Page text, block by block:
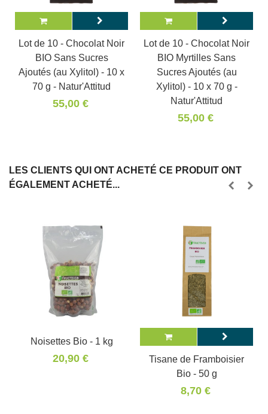
Lot de 10 - Chocolat Noir
BIO Sans Sucres
Ajoutés (au Xylitol) - 10 x
70 g - Natur'Attitud
55,00 €
Lot de 10 - Chocolat Noir
BIO Myrtilles Sans
Sucres Ajoutés (au
Xylitol) - 10 x 70 g -
Natur'Attitud
55,00 €
LES CLIENTS QUI ONT ACHETÉ CE PRODUIT ONT
ÉGALEMENT ACHETÉ...
Noisettes Bio - 1 kg
20,90 €
Tisane de Framboisier
Bio - 50 g
8,70 €